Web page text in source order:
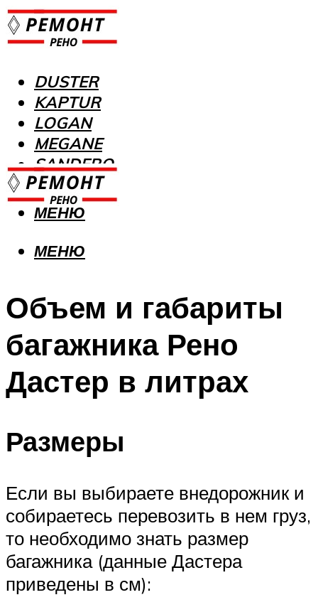
DUSTER
KAPTUR
LOGAN
MEGANE
SANDERO
МЕНЮ
МЕНЮ
Объем и габариты
багажника Рено
Дастер в литрах
Размеры
Если вы выбираете внедорожник и
собираетесь перевозить в нем груз,
то необходимо знать размер
багажника (данные Дастера
приведены в см):